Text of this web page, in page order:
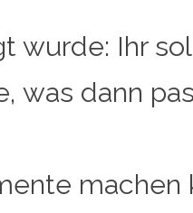
wurde: Ihr
was dann